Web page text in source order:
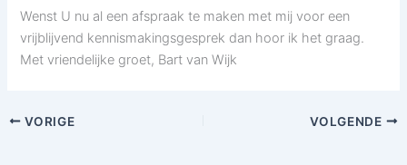
Wenst U nu al een afspraak te maken met mij voor een
vrijblijvend kennismakingsgesprek dan hoor ik het graag.
Met vriendelijke groet, Bart van Wijk
VORIGE VOLGENDE